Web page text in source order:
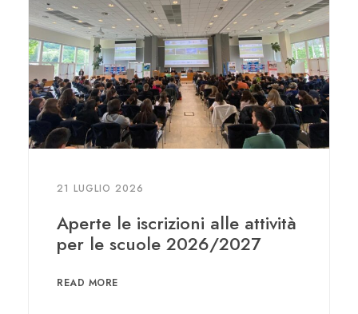
21 LUGLIO 2026
Aperte le iscrizioni alle attività
per le scuole 2026/2027
READ MORE